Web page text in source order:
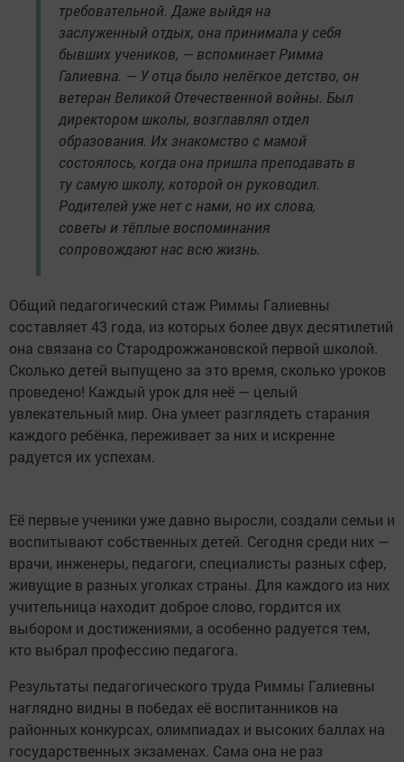
требовательной. Даже выйдя на
заслуженный отдых, она принимала у себя
бывших учеников, — вспоминает Римма
Галиевна. — У отца было нелёгкое детство, он
ветеран Великой Отечественной войны. Был
директором школы, возглавлял отдел
образования. Их знакомство с мамой
состоялось, когда она пришла преподавать в
ту самую школу, которой он руководил.
Родителей уже нет с нами, но их слова,
советы и тёплые воспоминания
сопровождают нас всю жизнь.
Общий педагогический стаж Риммы Галиевны
составляет 43 года, из которых более двух десятилетий
она связана со Стародрожжановской первой школой.
Сколько детей выпущено за это время, сколько уроков
проведено! Каждый урок для неё — целый
увлекательный мир. Она умеет разглядеть старания
каждого ребёнка, переживает за них и искренне
радуется их успехам.
Её первые ученики уже давно выросли, создали семьи и
воспитывают собственных детей. Сегодня среди них —
врачи, инженеры, педагоги, специалисты разных сфер,
живущие в разных уголках страны. Для каждого из них
учительница находит доброе слово, гордится их
выбором и достижениями, а особенно радуется тем,
кто выбрал профессию педагога.
Результаты педагогического труда Риммы Галиевны
наглядно видны в победах её воспитанников на
районных конкурсах, олимпиадах и высоких баллах на
государственных экзаменах. Сама она не раз